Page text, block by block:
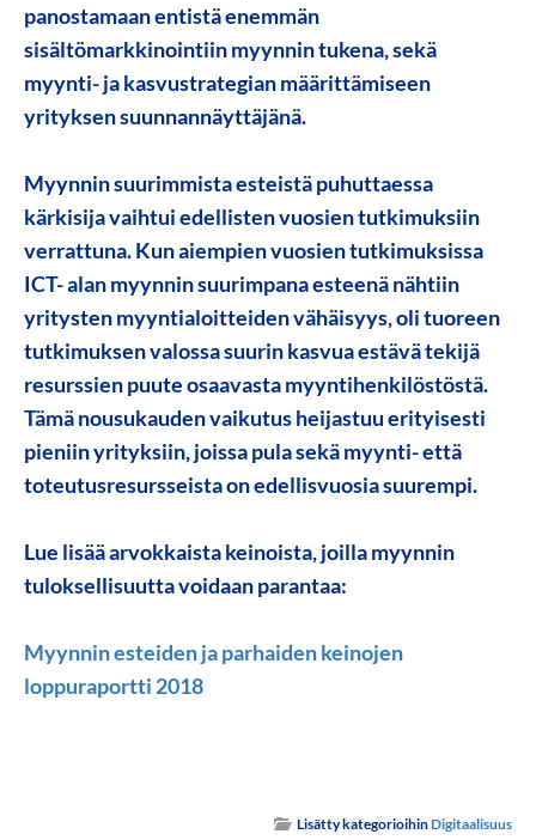
panostamaan entistä enemmän
sisältömarkkinointiin myynnin tukena, sekä
myynti- ja kasvustrategian määrittämiseen
yrityksen suunnannäyttäjänä.
Myynnin suurimmista esteistä puhuttaessa
kärkisija vaihtui edellisten vuosien tutkimuksiin
verrattuna. Kun aiempien vuosien tutkimuksissa
ICT- alan myynnin suurimpana esteenä nähtiin
yritysten myyntialoitteiden vähäisyys, oli tuoreen
tutkimuksen valossa suurin kasvua estävä tekijä
resurssien puute osaavasta myyntihenkilöstöstä.
Tämä nousukauden vaikutus heijastuu erityisesti
pieniin yrityksiin, joissa pula sekä myynti- että
toteutusresursseista on edellisvuosia suurempi.
Lue lisää arvokkaista keinoista, joilla myynnin
tuloksellisuutta voidaan parantaa:
Myynnin esteiden ja parhaiden keinojen
loppuraportti 2018
Lisätty kategorioihinDigitaalisuus